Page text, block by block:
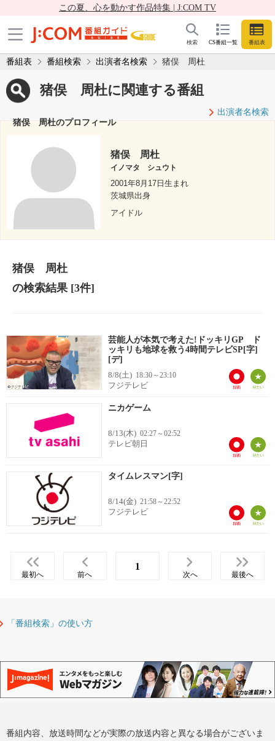
この夏、心を動かす作品特集 | J:COM TV
CS番組一覧 番組表
検索
番組表 番組検索 出演者名検索 猪俣 周杜
猪俣 周杜に関連する番組
出演者名検索
猪俣 周杜のプロフィール
猪俣 周杜
イノマタ シュウト
2001年8月17日生まれ
茨城県出身
アイドル
猪俣 周杜
の検索結果[3件]
芸能人が本気で考えた!ドッキリGP ド
ッキリも地球を救う4時間テレビSP[字]
[デ]
8/8(土) 18:30～23:10
フジテレビ
ニカゲーム
8/13(木) 02:27～02:52
テレビ朝日
タイムレスマン[字]
8/14(金) 21:58～22:52
フジテレビ
最初へ 前へ
1
次へ 最後へ
「番組検索」の使い方
番組内容、放送時間などが実際の放送内容と異なる場合がございま